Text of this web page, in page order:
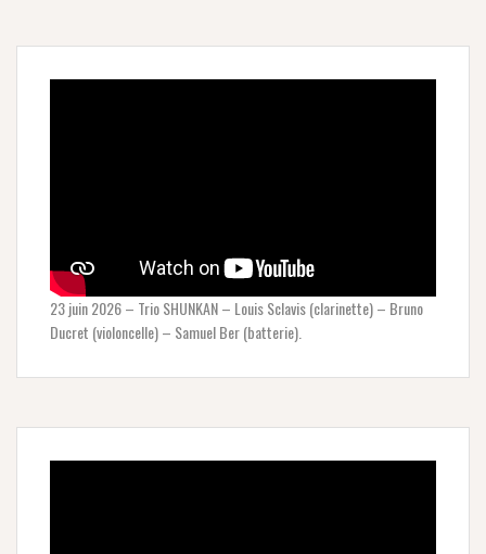
23 juin 2026 – Trio SHUNKAN – Louis Sclavis (clarinette) – Bruno
Ducret (violoncelle) – Samuel Ber (batterie).